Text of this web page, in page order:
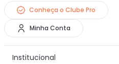
Conheça o Clube Pro
Minha Conta
Institucional